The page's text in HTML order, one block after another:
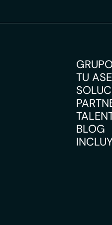
TU
BLOG